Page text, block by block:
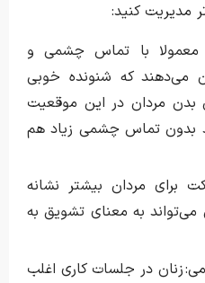
مدیریت کنید:
معمولا با تماس چشمی و
می‌دهند که شنونده خوبی
بدن مردان در این موقعیت
بدون تماس چشمی زیاد هم
برای مردان بیشتر نشانه
می‌تواند به معنای تشویق به
زنان در جلسات کاری اغلب